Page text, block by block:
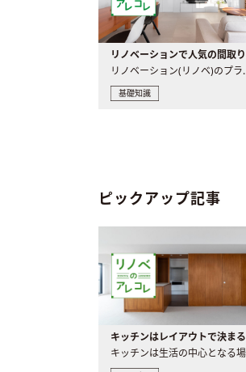
リノベーション
基礎知識
ピックアップ記事